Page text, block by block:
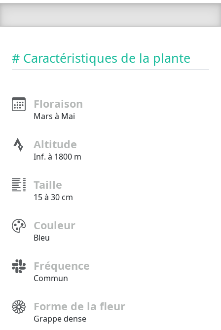
# Caractéristiques de la plante
Floraison
Mars à Mai
Altitude
Inf. à 1800 m
Taille
15 à 30 cm
Couleur
Bleu
Fréquence
Commun
Forme de la fleur
Grappe dense